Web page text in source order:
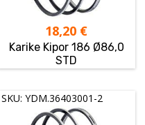
18,20 €
Karike Kipor 186 Ø86,0
STD
SKU: YDM.36403001-2